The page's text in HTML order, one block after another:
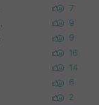
7
꿈은 끝일까요? 9
9
16
14
6
2